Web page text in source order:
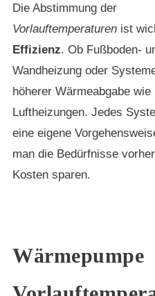
Die Abstimmung der
Vorlauftemperaturen ist
Effizienz. Ob Fußboden-
Wandheizung oder
höherer Wärmeabgabe wie
Luftheizungen. Jedes
eine eigene
man die Bedürfnisse
Kosten sparen.
Wärmepumpe